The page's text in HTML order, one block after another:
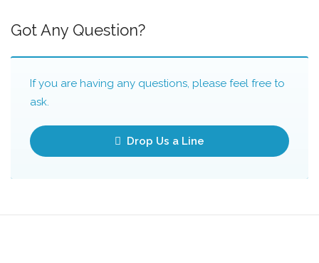
Got Any Question?
If you are having any questions, please feel free to
ask.
Drop Us a Line